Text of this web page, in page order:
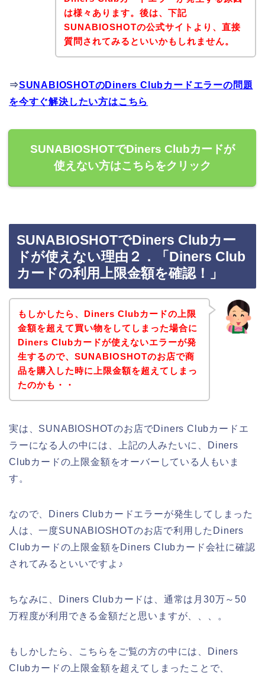
は様々あります。後は、下記
SUNABIOSHOTの公式サイトより、直接
質問されてみるといいかもしれません。
⇒SUNABIOSHOTのDiners Clubカードエラーの問題
を今すぐ解決したい方はこちら
SUNABIOSHOTでDiners Clubカードが
使えない方はこちらをクリック
SUNABIOSHOTでDiners Clubカー
ドが使えない理由２．「Diners Club
カードの利用上限金額を確認！」
もしかしたら、Diners Clubカードの上限
金額を超えて買い物をしてしまった場合に
Diners Clubカードが使えないエラーが発
生するので、SUNABIOSHOTのお店で商
品を購入した時に上限金額を超えてしまっ
たのかも・・
実は、SUNABIOSHOTのお店でDiners Clubカードエ
ラーになる人の中には、上記の人みたいに、Diners
Clubカードの上限金額をオーバーしている人もいま
す。
なので、Diners Clubカードエラーが発生してしまった
人は、一度SUNABIOSHOTのお店で利用したDiners
Clubカードの上限金額をDiners Clubカード会社に確認
されてみるといいですよ♪
ちなみに、Diners Clubカードは、通常は月30万～50
万程度が利用できる金額だと思いますが、、、。
もしかしたら、こちらをご覧の方の中には、Diners
Clubカードの上限金額を超えてしまったことで、